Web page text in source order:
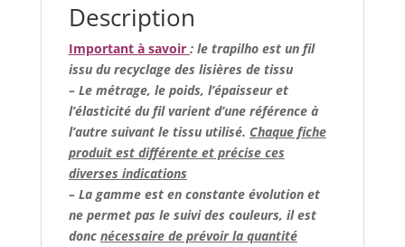
Description
Important à savoir : le trapilho est un fil
issu du recyclage des lisières de tissu
– Le métrage, le poids, l’épaisseur et
l’élasticité du fil varient d’une référence à
l’autre suivant le tissu utilisé. Chaque fiche
produit est différente et précise ces
diverses indications
– La gamme est en constante évolution et
ne permet pas le suivi des couleurs, il est
donc nécessaire de prévoir la quantité